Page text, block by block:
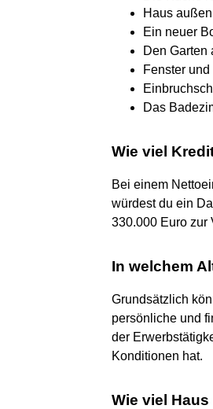
Haus
Ein neuer
Den Garten
Fenster
Das
Wie viel
Bei einem
würdest du ein
330.000 Euro zur
In welchem
Grundsätzlich
persönliche und
der
Konditionen hat.
Wie viel